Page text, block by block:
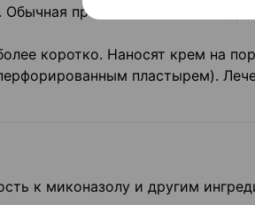
продолжительность
коротко. Наносят крем на
пластырем).
к миконазолу и другим